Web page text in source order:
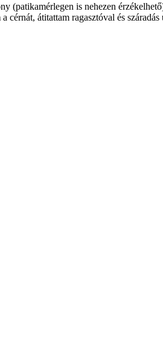
(patikamérlegen is nehezen
átitattam ragasztóval és